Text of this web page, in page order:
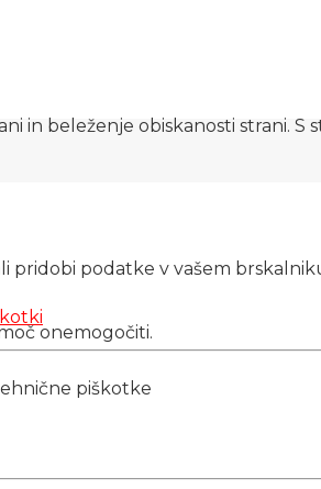
in beleženje obiskanosti strani.
podatke v vašem
onemogočiti.
piškotke